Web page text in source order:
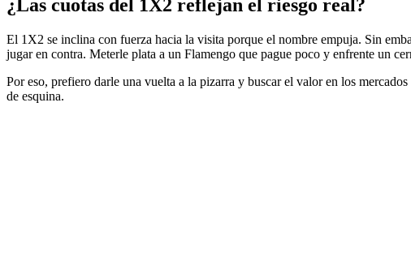
¿Las cuotas del 1X2 reflejan el riesgo real?
El 1X2 se inclina con fuerza hacia la visita porque el nombre empuja. Sin
jugar en contra. Meterle plata a un Flamengo que pague poco y enfrente un
Por eso, prefiero darle una vuelta a la pizarra y buscar el valor en los
de esquina.